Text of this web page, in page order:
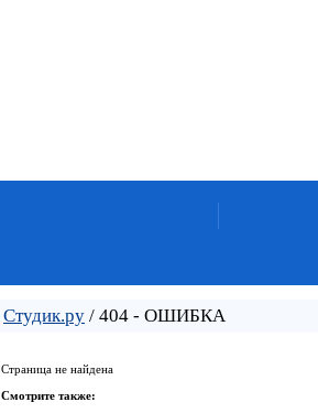
Студик.ру / 404 - ОШИБКА
Страница не найдена
Смотрите также: